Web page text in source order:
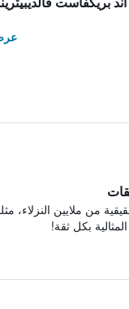
من ملايين النزلاء،
بكل ثقة!